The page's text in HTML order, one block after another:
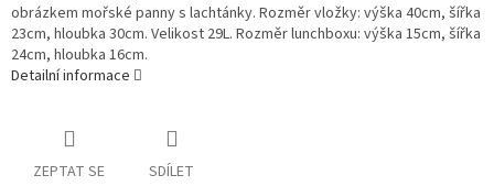
obrázkem mořské panny s lachtánky. Rozměr vložky: výška 40cm, šířka
23cm, hloubka 30cm. Velikost 29L. Rozměr lunchboxu: výška 15cm, šířka
24cm, hloubka 16cm.
Detailní informace
ZEPTAT SE SDÍLET